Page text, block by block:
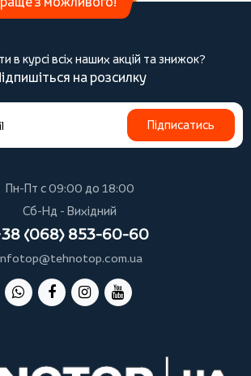
в курсі всіх наших акцій та знижок?
на розсилку
Підписатись
Пн-Пт с 09:00 до 18:00
Сб-Нд - Вихідний
(068) 853-60-60